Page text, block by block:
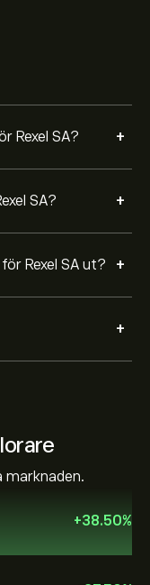
Rexel SA? +
SA? +
Rexel SA ut? +
+
marknaden.
+38.50%